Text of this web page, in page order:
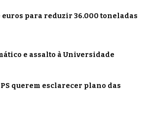
euros para reduzir 36.000 toneladas
e assalto à Universidade
querem esclarecer plano das